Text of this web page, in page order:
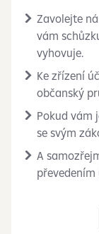
Zavolejte
vám
vyhovuje.
Ke zřízení
občanský
Pokud vám
se svým
A